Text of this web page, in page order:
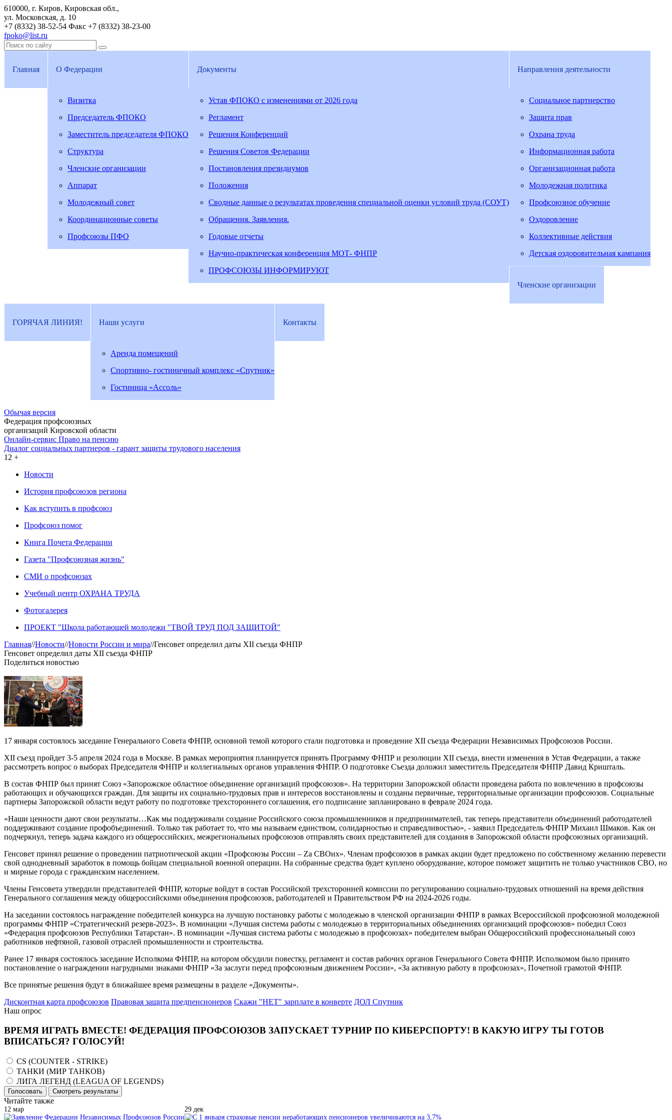
610000, г. Киров, Кировская обл.,
ул. Московская, д. 10
+7 (8332) 38-52-54 Факс +7 (8332) 38-23-00
fpoko@list.ru
Главная О Федерации
Визитка
Председатель ФПОКО
Заместитель председателя ФПОКО
Структура
Членские организации
Аппарат
Молодежный совет
Координационные советы
Профсоюзы ПФО
Документы
Устав ФПОКО с изменениями от 2026 года
Регламент
Решения Конференций
Решения Советов Федерации
Постановления президиумов
Положения
Сводные данные о результатах проведения специальной оценки условий труда (СОУТ)
Обращения. Заявления.
Годовые отчеты
Научно-практическая конференция МОТ- ФНПР
ПРОФСОЮЗЫ ИНФОРМИРУЮТ
Направления деятельности
Социальное партнерство
Защита прав
Охрана труда
Информационная работа
Организационная работа
Молодежная политика
Профсоюзное обучение
Оздоровление
Коллективные действия
Детская оздоровительная кампания
Членские организации
ГОРЯЧАЯ ЛИНИЯ! Наши услуги
Аренда помещений
Спортивно- гостиничный комплекс «Спутник»
Гостиница «Ассоль»
Контакты
Обычая версия
Федерация профсоюзных
организаций Кировской области
Онлайн-сервис Право на пенсию
Диалог социальных партнеров - гарант защиты трудового населения
12 +
Новости
История профсоюзов региона
Как вступить в профсоюз
Профсоюз помог
Книга Почета Федерации
Газета "Профсоюзная жизнь"
СМИ о профсоюзах
Учебный центр ОХРАНА ТРУДА
Фотогалерея
ПРОЕКТ "Школа работающей молодежи "ТВОЙ ТРУД ПОД ЗАЩИТОЙ"
Главная//Новости//Новости России и мира//Генсовет определил даты XII съезда ФНПР
Генсовет определил даты XII съезда ФНПР
Поделиться новостью
17 января состоялось заседание Генерального Совета ФНПР, основной темой которого стали подготовка и проведение XII съезда Федерации Независимых Профсоюзов России.
XII съезд пройдет 3-5 апреля 2024 года в Москве. В рамках мероприятия планируется принять Программу ФНПР и резолюции XII съезда, внести изменения в Устав Федерации, а также
рассмотреть вопрос о выборах Председателя ФНПР и коллегиальных органов управления ФНПР. О подготовке Съезда доложил заместитель Председателя ФНПР Давид Кришталь.
В состав ФНПР был принят Союз «Запорожское областное объединение организаций профсоюзов». На территории Запорожской области проведена работа по вовлечению в профсоюзы
работающих и обучающихся граждан. Для защиты их социально-трудовых прав и интересов восстановлены и созданы первичные, территориальные организации профсоюзов. Социальные
партнеры Запорожской области ведут работу по подготовке трехстороннего соглашения, его подписание запланировано в феврале 2024 года.
«Наши ценности дают свои результаты…Как мы поддерживали создание Российского союза промышленников и предпринимателей, так теперь представители объединений работодателей
поддерживают создание профобъединений. Только так работает то, что мы называем единством, солидарностью и справедливостью», - заявил Председатель ФНПР Михаил Шмаков. Как он
подчеркнул, теперь задача каждого из общероссийских, межрегиональных профсоюзов отправлять своих представителей для создания в Запорожской области профсоюзных организаций.
Генсовет принял решение о проведении патриотической акции «Профсоюзы России – Za СВОих». Членам профсоюзов в рамках акции будет предложено по собственному желанию перевести
свой однодневный заработок в помощь бойцам специальной военной операции. На собранные средства будет куплено оборудование, которое поможет защитить не только участников СВО, но
и мирные города с гражданским населением.
Члены Генсовета утвердили представителей ФНПР, которые войдут в состав Российской трехсторонней комиссии по регулированию социально-трудовых отношений на время действия
Генерального соглашения между общероссийскими объединения профсоюзов, работодателей и Правительством РФ на 2024-2026 годы.
На заседании состоялось награждение победителей конкурса на лучшую постановку работы с молодежью в членской организации ФНПР в рамках Всероссийской профсоюзной молодежной
программы ФНПР «Стратегический резерв-2023». В номинации «Лучшая система работы с молодежью в территориальных объединениях организаций профсоюзов» победил Союз
«Федерация профсоюзов Республики Татарстан». В номинации «Лучшая система работы с молодежью в профсоюзах» победителем выбран Общероссийский профессиональный союз
работников нефтяной, газовой отраслей промышленности и строительства.
Ранее 17 января состоялось заседание Исполкома ФНПР, на котором обсудили повестку, регламент и состав рабочих органов Генерального Совета ФНПР. Исполкомом было принято
постановление о награждении нагрудными знаками ФНПР «За заслуги перед профсоюзным движением России», «За активную работу в профсоюзах», Почетной грамотой ФНПР.
Все принятые решения будут в ближайшее время размещены в разделе «Документы».
Дисконтная карта профсоюзов Правовая защита предпенсионеров Скажи "НЕТ" зарплате в конверте ДОЛ Спутник
Наш опрос
ВРЕМЯ ИГРАТЬ ВМЕСТЕ! ФЕДЕРАЦИЯ ПРОФСОЮЗОВ ЗАПУСКАЕТ ТУРНИР ПО КИБЕРСПОРТУ! В КАКУЮ ИГРУ ТЫ ГОТОВ
ВПИСАТЬСЯ? ГОЛОСУЙ!
CS (COUNTER - STRIKE)
ТАНКИ (МИР ТАНКОВ)
ЛИГА ЛЕГЕНД (LEAGUA OF LEGENDS)
Голосовать Смотреть результаты
Читайте также
12 мар 29 дек